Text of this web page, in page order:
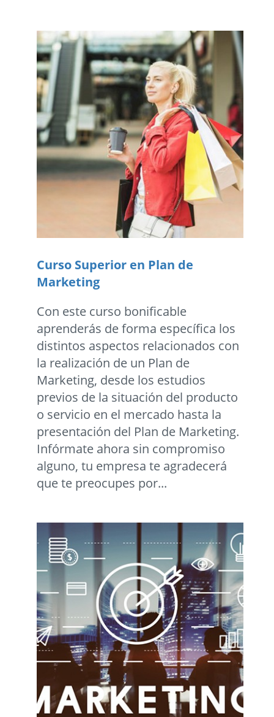
Curso Superior en Plan de
Marketing
Con este curso bonificable
aprenderás de forma específica los
distintos aspectos relacionados con
la realización de un Plan de
Marketing, desde los estudios
previos de la situación del producto
o servicio en el mercado hasta la
presentación del Plan de Marketing.
Infórmate ahora sin compromiso
alguno, tu empresa te agradecerá
que te preocupes por...